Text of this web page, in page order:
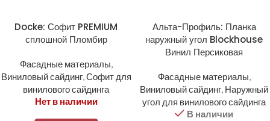
Docke: Софит PREMIUM
сплошной Пломбир
Фасадные материалы,
Виниловый сайдинг,Софит для
винилового сайдинга
Нет в наличии
Альта-Профиль: Планка
наружный угол Blockhouse
Винил Персиковая
Фасадные материалы,
Виниловый сайдинг, Наружный
угол для винилового сайдинга
В наличии